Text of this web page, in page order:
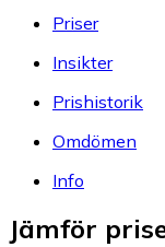
Priser
Insikter
Prishistorik
Omdömen
Info
Jämför